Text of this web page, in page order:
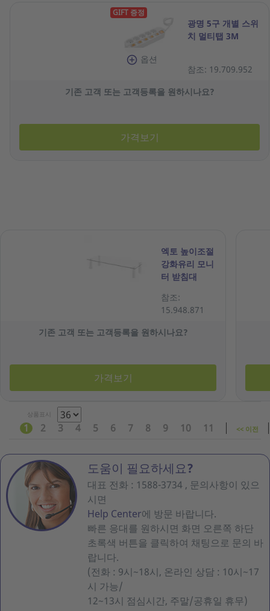
GIFT 증정
옵션
광명 5구 개별 스위
치 멀티탭 3M
참조: 19.709.952
기존 고객 또는 고객등록을 원하시나요?
가격보기
엑토 높이조절
강화유리 모니
터 받침대
참조:
15.948.871
기존 고객 또는 고객등록을 원하시나요?
가격보기
상품표시
1 2 3 4 5 6 7 8 9 10 11 << 이전
도움이 필요하세요?
대표 전화 : 1588-3734 , 문의사항이 있으
시면
Help Center에 방문 바랍니다.
빠른 응대를 원하시면 화면 오른쪽 하단
초록색 버튼을 클릭하여 채팅으로 문의 바
랍니다.
(전화 : 9시~18시, 온라인 상담 : 10시~17
시 가능/
12~13시 점심시간, 주말/공휴일 휴무)